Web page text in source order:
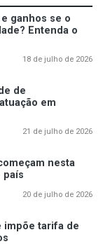
ganhos se o
Entenda o
18 de julho de 2026
de
em
21 de julho de 2026
nesta
país
20 de julho de 2026
impõe tarifa de